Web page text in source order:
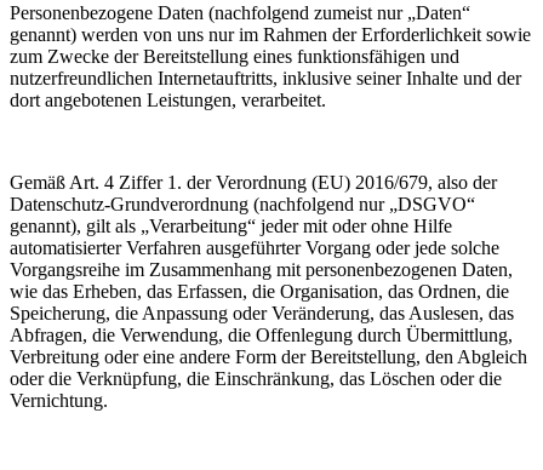
Personenbezogene Daten (nachfolgend zumeist nur „Daten“
genannt) werden von uns nur im Rahmen der Erforderlichkeit sowie
zum Zwecke der Bereitstellung eines funktionsfähigen und
nutzerfreundlichen Internetauftritts, inklusive seiner Inhalte und der
dort angebotenen Leistungen, verarbeitet.
Gemäß Art. 4 Ziffer 1. der Verordnung (EU) 2016/679, also der
Datenschutz-Grundverordnung (nachfolgend nur „DSGVO“
genannt), gilt als „Verarbeitung“ jeder mit oder ohne Hilfe
automatisierter Verfahren ausgeführter Vorgang oder jede solche
Vorgangsreihe im Zusammenhang mit personenbezogenen Daten,
wie das Erheben, das Erfassen, die Organisation, das Ordnen, die
Speicherung, die Anpassung oder Veränderung, das Auslesen, das
Abfragen, die Verwendung, die Offenlegung durch Übermittlung,
Verbreitung oder eine andere Form der Bereitstellung, den Abgleich
oder die Verknüpfung, die Einschränkung, das Löschen oder die
Vernichtung.